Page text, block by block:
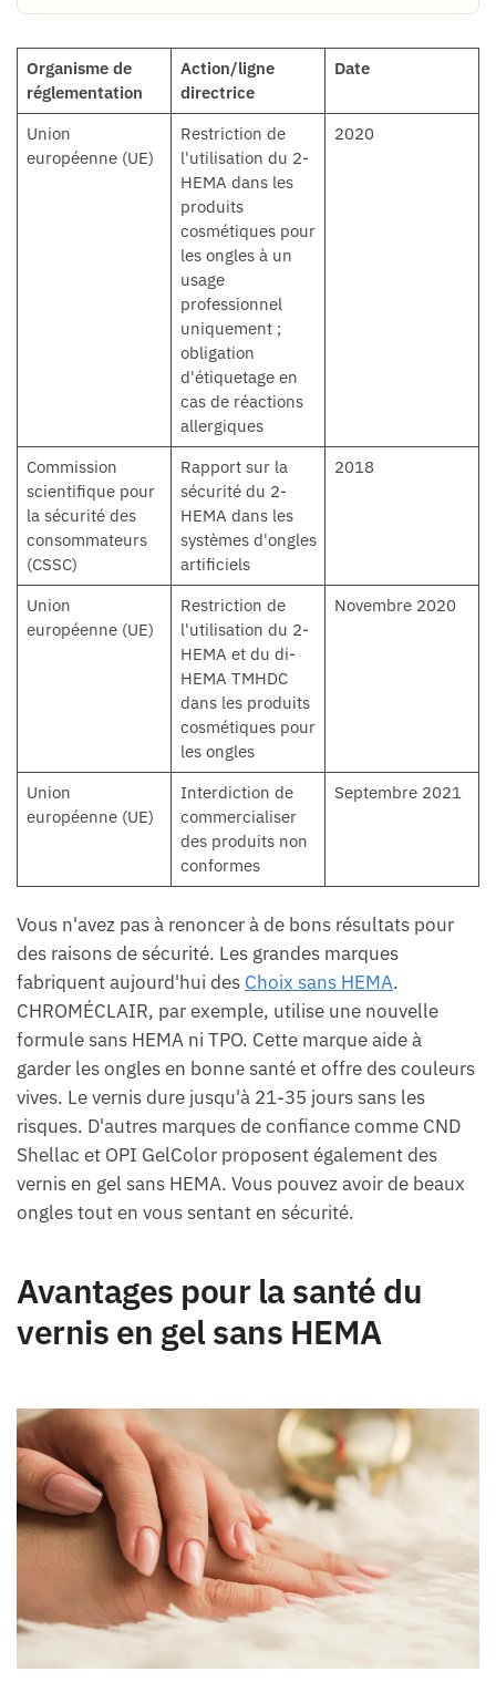
Organisme de
réglementation
Action/ligne
directrice
Date
Union
européenne (UE)
Restriction de
l'utilisation du 2-
HEMA dans les
produits
cosmétiques pour
les ongles à un
usage
professionnel
uniquement ;
obligation
d'étiquetage en
cas de réactions
allergiques
2020
Commission
scientifique pour
la sécurité des
consommateurs
(CSSC)
Rapport sur la
sécurité du 2-
HEMA dans les
systèmes d'ongles
artificiels
2018
Union
européenne (UE)
Restriction de
l'utilisation du 2-
HEMA et du di-
HEMA TMHDC
dans les produits
cosmétiques pour
les ongles
Novembre 2020
Union
européenne (UE)
Interdiction de
commercialiser
des produits non
conformes
Septembre 2021
Vous n'avez pas à renoncer à de bons résultats pour
des raisons de sécurité. Les grandes marques
fabriquent aujourd'hui des Choix sans HEMA.
CHROMÉCLAIR, par exemple, utilise une nouvelle
formule sans HEMA ni TPO. Cette marque aide à
garder les ongles en bonne santé et offre des couleurs
vives. Le vernis dure jusqu'à 21-35 jours sans les
risques. D'autres marques de confiance comme CND
Shellac et OPI GelColor proposent également des
vernis en gel sans HEMA. Vous pouvez avoir de beaux
ongles tout en vous sentant en sécurité.
Avantages pour la santé du
vernis en gel sans HEMA